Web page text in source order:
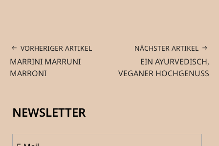
VORHERIGER ARTIKEL
MARRINI MARRUNI
MARRONI
NÄCHSTER ARTIKEL
EIN AYURVEDISCH,
VEGANER HOCHGENUSS
NEWSLETTER